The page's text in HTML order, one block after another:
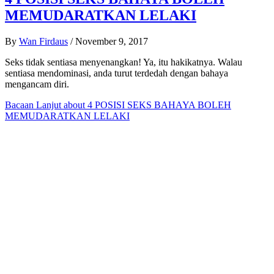
MEMUDARATKAN LELAKI
By Wan Firdaus / November 9, 2017
Seks tidak sentiasa menyenangkan! Ya, itu hakikatnya. Walau
sentiasa mendominasi, anda turut terdedah dengan bahaya
mengancam diri.
Bacaan Lanjut about 4 POSISI SEKS BAHAYA BOLEH
MEMUDARATKAN LELAKI